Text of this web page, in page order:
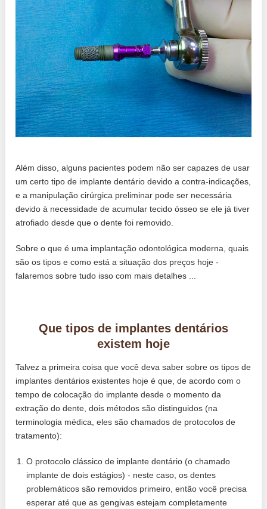
Além disso, alguns pacientes podem não ser capazes de usar
um certo tipo de implante dentário devido a contra-indicações,
e a manipulação cirúrgica preliminar pode ser necessária
devido à necessidade de acumular tecido ósseo se ele já tiver
atrofiado desde que o dente foi removido.
Sobre o que é uma implantação odontológica moderna, quais
são os tipos e como está a situação dos preços hoje -
falaremos sobre tudo isso com mais detalhes ...
Que tipos de implantes dentários
existem hoje
Talvez a primeira coisa que você deva saber sobre os tipos de
implantes dentários existentes hoje é que, de acordo com o
tempo de colocação do implante desde o momento da
extração do dente, dois métodos são distinguidos (na
terminologia médica, eles são chamados de protocolos de
tratamento):
O protocolo clássico de implante dentário (o chamado
implante de dois estágios) - neste caso, os dentes
problemáticos são removidos primeiro, então você precisa
esperar até que as gengivas estejam completamente